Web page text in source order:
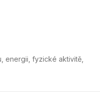
energii, fyzické aktivitě,